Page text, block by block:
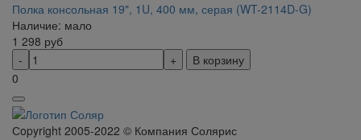
Полка консольная 19", 1U, 400 мм, серая (WT-2114D-G)
Наличие: мало
1 298 руб
В корзину
0
Сopyright 2005-2022 © Компания Солярис